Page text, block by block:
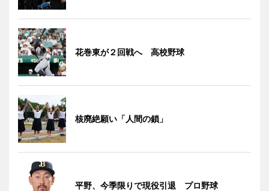
花巻東が２回戦へ 高校野球
核廃絶願い「人間の鎖」
平野、今季限りで現役引退 プロ野球